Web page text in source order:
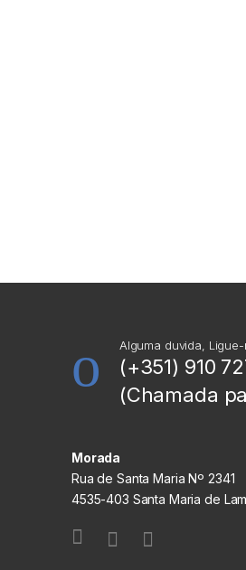
Alguma duvida,
(+351) 910
(Chamada
Morada
Rua de Santa Maria Nº 2341
4535-403 Santa Maria de